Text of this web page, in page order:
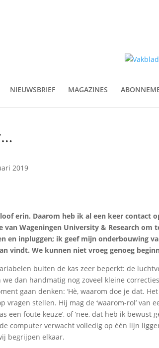
NIEUWSBRIEF MAGAZINES
2019
erin. Daarom heb ik al een keer contact
van Wageningen University & Research
en inpluggen; ik geef mijn onderbouwing
vindt. We kunnen niet vroeg genoeg
buiten de kas zeer beperkt: de
dan handmatig nog zoveel kleine
gaan denken: ‘Hè, waarom doe je dat.
vragen stellen. Hij mag de ‘waarom-rol’ van
een foute keuze’, of ‘nee, dat heb ik bewust
computer verwacht volledig op één lijn
begrijpen elkaar.